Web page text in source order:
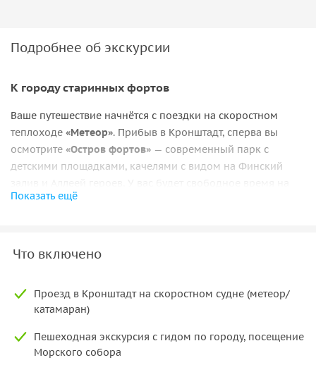
Подробнее об экскурсии
К городу старинных фортов
Ваше путешествие начнётся с поездки на скоростном
теплоходе «Метеор». Прибыв в Кронштадт, сперва вы
осмотрите «Остров фортов» — современный парк с
детскими площадками, качелями с видом на Финский
самостоятельную прогулку и
Морской форпост и величественный храм
После этого вы отправитесь в центр Кронштадта, где гид
расскажет вам о его непростой истории. Вам покажут
Петровскому доку и мареографу.
Показать ещё
Что включено
Проезд в Кронштадт на скоростном судне (метеор/
катамаран)
Пешеходная экскурсия с гидом по городу, посещение
Морского собора